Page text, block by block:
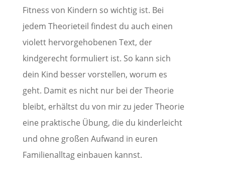
Fitness von Kindern so wichtig ist. Bei
jedem Theorieteil findest du auch einen
violett hervorgehobenen Text, der
kindgerecht formuliert ist. So kann sich
dein Kind besser vorstellen, worum es
geht. Damit es nicht nur bei der Theorie
bleibt, erhältst du von mir zu jeder Theorie
eine praktische Übung, die du kinderleicht
und ohne großen Aufwand in euren
Familienalltag einbauen kannst.